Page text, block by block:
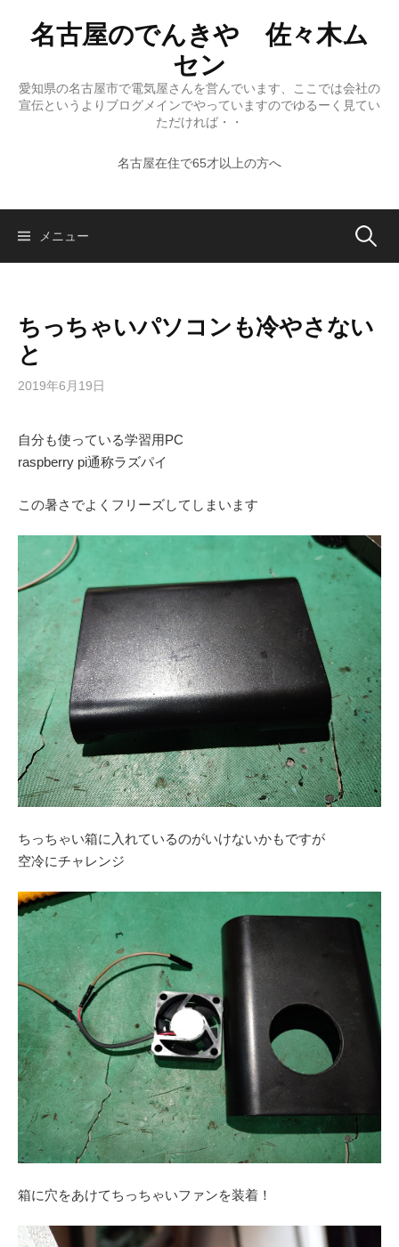
プ
名古屋のでんきや 佐々木ム
セン
愛知県の名古屋市で電気屋さんを営んでいます、ここでは会社の
宣伝というよりブログメインでやっていますのでゆるーく見てい
ただければ・・
名古屋在住で65才以上の方へ
メニュー 検
ちっちゃいパソコンも冷やさない
と
2019年6月19日
自分も使っている学習用PC
raspberry pi通称ラズパイ
この暑さでよくフリーズしてしまいます
ちっちゃい箱に入れているのがいけないかもですが
空冷にチャレンジ
箱に穴をあけてちっちゃいファンを装着！